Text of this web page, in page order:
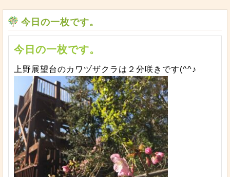
今日の一枚です。
今日の一枚です。
上野展望台のカワヅザクラは２分咲きです(^^♪